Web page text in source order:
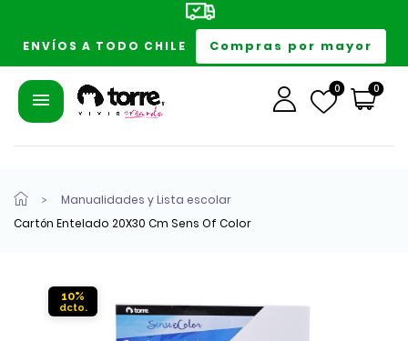
ENVÍOS A TODO CHILE Compras por mayor
0 0
Manualidades y Lista escolar
Cartón Entelado 20X30 Cm Sens Of Color
10%